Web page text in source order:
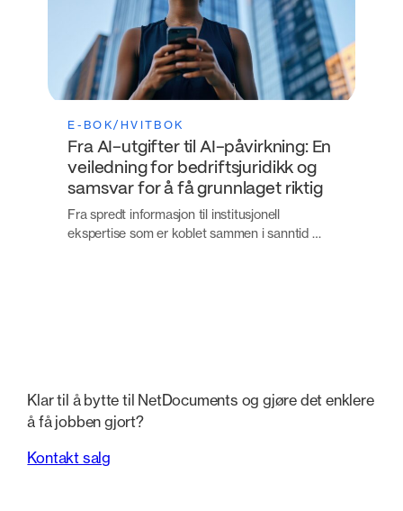
E-BOK/HVITBOK
Fra AI-utgifter til AI-påvirkning: En
veiledning for bedriftsjuridikk og
samsvar for å få grunnlaget riktig
Fra spredt informasjon til institusjonell
ekspertise som er koblet sammen i sanntid …
Klar til å bytte til NetDocuments og gjøre det enklere
å få jobben gjort?
Kontakt salg